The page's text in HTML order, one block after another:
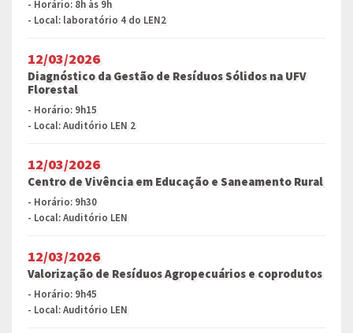
- Horário: 8h às 9h
- Local: laboratório 4 do LEN2
12/03/2026
Diagnóstico da Gestão de Resíduos Sólidos na UFV
Florestal
- Horário: 9h15
- Local: Auditório LEN 2
12/03/2026
Centro de Vivência em Educação e Saneamento Rural
- Horário: 9h30
- Local: Auditório LEN
12/03/2026
Valorização de Resíduos Agropecuários e coprodutos
- Horário: 9h45
- Local: Auditório LEN